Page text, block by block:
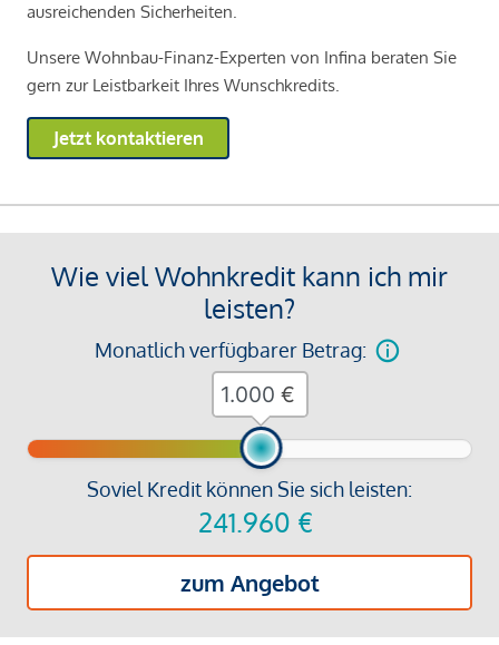
ausreichenden Sicherheiten.
Unsere Wohnbau-Finanz-Experten von Infina beraten Sie
gern zur Leistbarkeit Ihres Wunschkredits.
Jetzt kontaktieren
Wie viel Wohnkredit kann ich mir
leisten?
Monatlich verfügbarer Betrag:
Soviel Kredit können Sie sich leisten:
241.960 €
zum Angebot
€